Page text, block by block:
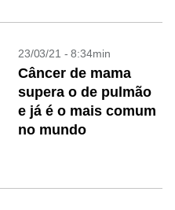
23/03/21 - 8:34min
Câncer de mama
supera o de pulmão
e já é o mais comum
no mundo